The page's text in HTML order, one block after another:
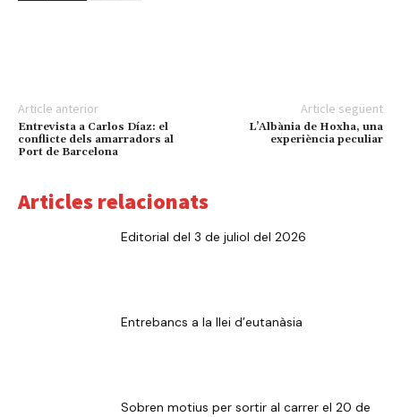
Article anterior
Entrevista a Carlos Díaz: el
conflicte dels amarradors al
Port de Barcelona
Article següent
L’Albània de Hoxha, una
experiència peculiar
Articles relacionats
Editorial del 3 de juliol del 2026
Entrebancs a la llei d’eutanàsia
Sobren motius per sortir al carrer el 20 de